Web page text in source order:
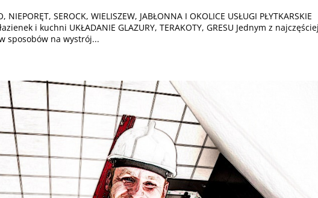
NIEPORĘT, SEROCK, WIELISZEW, JABŁONNA I OKOLICE USŁUGI PŁYTKARSKIE
i kuchni UKŁADANIE GLAZURY, TERAKOTY, GRESU Jednym z
sposobów na wystrój...